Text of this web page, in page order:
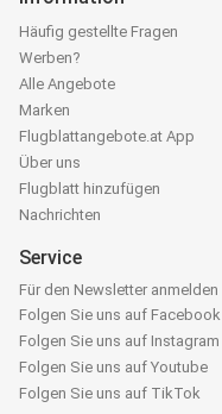
Häufig gestellte Fragen
Werben?
Alle Angebote
Marken
Flugblattangebote.at App
Über uns
Flugblatt hinzufügen
Nachrichten
Service
Für den Newsletter anmelden
Folgen Sie uns auf Facebook
Folgen Sie uns auf Instagram
Folgen Sie uns auf Youtube
Folgen Sie uns auf TikTok